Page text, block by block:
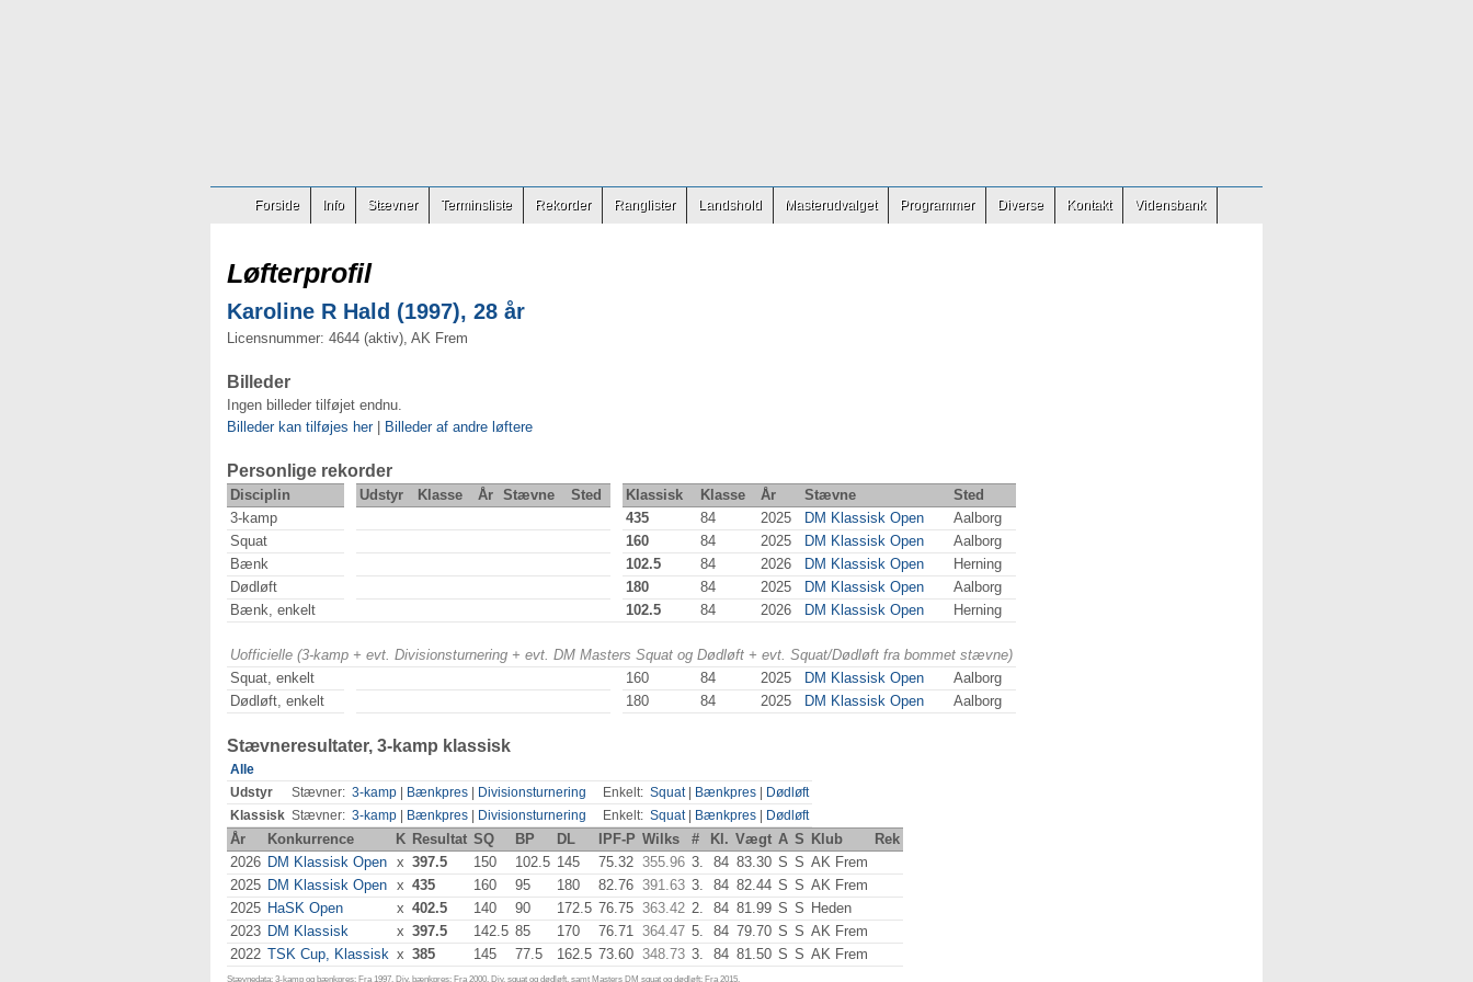
Forside Info Stævner Terminsliste Rekorder Ranglister Landshold Masterudvalget Programmer Diverse Kontakt Vidensbank
Løfterprofil
Karoline R Hald (1997), 28 år
Licensnummer: 4644 (aktiv), AK Frem
Billeder
Ingen billeder tilføjet endnu.
Billeder kan tilføjes her| Billeder af andre løftere
Personlige rekorder
Disciplin Udstyr Klasse År Stævne Sted Klassisk Klasse År Stævne
Sted
3-kamp
435 84 2025 DM Klassisk Open
Aalborg
Squat
160 84 2025 DM Klassisk Open
Aalborg
Bænk
102.5 84 2026 DM Klassisk Open
Herning
Dødløft
180 84 2025 DM Klassisk Open
Aalborg
Bænk, enkelt
102.5 84 2026 DM Klassisk Open Herning
Uofficielle (3-kamp + evt. Divisionsturnering + evt. DM Masters Squat og Dødløft + evt. Squat/Dødløft fra bommet stævne)
Squat, enkelt
160 84 2025 DM Klassisk Open
Aalborg
Dødløft, enkelt
180 84 2025 DM Klassisk Open Aalborg
Stævneresultater, 3-kamp klassisk
Alle
Udstyr
Stævner: 3-kamp Bænkpres Divisionsturnering Enkelt: Squat| Bænkpres
Dødløft
Klassisk Stævner: 3-kamp Bænkpres Divisionsturnering Enkelt: Squat| Bænkpres Dødløft
År Konkurrence K Resultat SQ BP DL IPF-P Wilks # Kl. Vægt A S Klub
Rek
2026 DM Klassisk Open x 397.5 150 102.5 145 75.32 355.96 3. 84 83.30 S S AK Frem
2025 DM Klassisk Open x 435 160 95 180 82.76 391.63 3. 84 82.44 S S AK Frem
2025 HaSK Open x 402.5 140 90 172.5 76.75 363.42 2. 84 81.99 S S Heden
2023 DM Klassisk x 397.5 142.5 85 170 76.71 364.47 5. 84 79.70 S S AK Frem
2022 TSK Cup, Klassisk x 385 145 77.5 162.5 73.60 348.73 3. 84 81.50 S S AK Frem
Stævnedata: 3-kamp og bænkpres: Fra 1997. Div. bænkpres: Fra 2000. Div. squat og dødløft, samt Masters DM squat og dødløft: Fra 2015.